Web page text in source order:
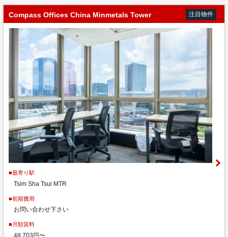
Compass Offices China Minmetals Tower 注目物件
■最寄り駅
Tsim Sha Tsui MTR
■初期費用
お問い合わせ下さい
■月額賃料
48,703円〜